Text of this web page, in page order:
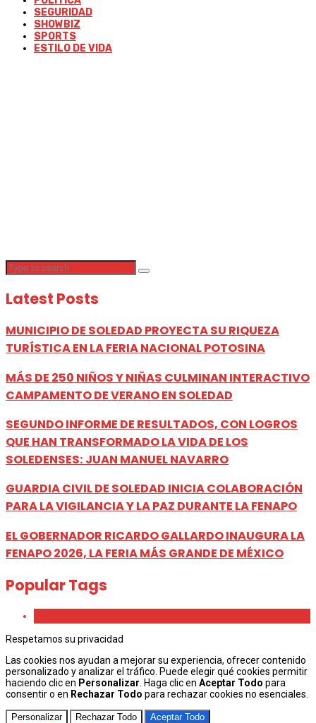
SEGURIDAD
SHOWBIZ
SPORTS
ESTILO DE VIDA
Latest Posts
MUNICIPIO DE SOLEDAD PROYECTA SU RIQUEZA
TURÍSTICA EN LA FERIA NACIONAL POTOSINA
MÁS DE 250 NIÑOS Y NIÑAS CULMINAN INTERACTIVO
CAMPAMENTO DE VERANO EN SOLEDAD
SEGUNDO INFORME DE RESULTADOS, CON LOGROS
QUE HAN TRANSFORMADO LA VIDA DE LOS
SOLEDENSES: JUAN MANUEL NAVARRO
GUARDIA CIVIL DE SOLEDAD INICIA COLABORACIÓN
PARA LA VIGILANCIA Y LA PAZ DURANTE LA FENAPO
EL GOBERNADOR RICARDO GALLARDO INAUGURA LA
FENAPO 2026, LA FERIA MÁS GRANDE DE MÉXICO
Popular Tags
Respetamos su privacidad
Las cookies nos ayudan a mejorar su experiencia, ofrecer contenido
personalizado y analizar el tráfico. Puede elegir qué cookies permitir
haciendo clic en Personalizar . Haga clic en Aceptar Todo para
consentir o en Rechazar Todo para rechazar cookies no esenciales.
Personalizar Rechazar Todo Aceptar Todo